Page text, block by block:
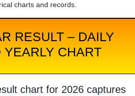
charts and records.
RESULT – DAILY
YEARLY CHART
chart for 2026 captures